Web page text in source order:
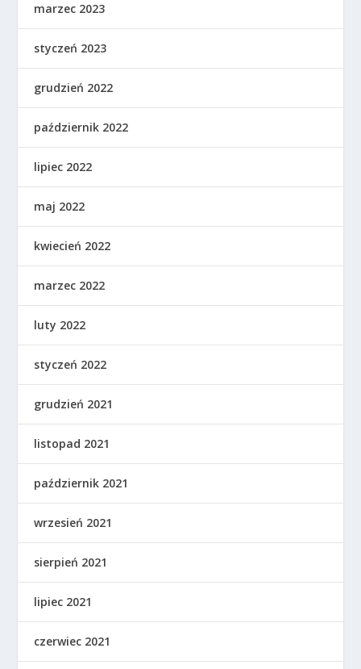
marzec 2023
styczeń 2023
grudzień 2022
październik 2022
lipiec 2022
maj 2022
kwiecień 2022
marzec 2022
luty 2022
styczeń 2022
grudzień 2021
listopad 2021
październik 2021
wrzesień 2021
sierpień 2021
lipiec 2021
czerwiec 2021